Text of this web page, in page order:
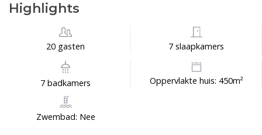
Highlights
20 gasten 7 slaapkamers
7 badkamers Oppervlakte huis: 450m²
Zwembad: Nee